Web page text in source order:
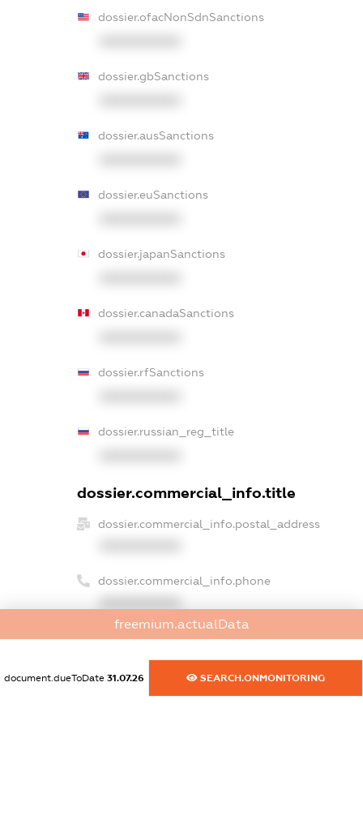
dossier.ofacNonSdnSanctions
dossier.gbSanctions
dossier.ausSanctions
dossier.euSanctions
dossier.japanSanctions
dossier.canadaSanctions
dossier.rfSanctions
dossier.russian_reg_title
dossier.commercial_info.title
dossier.commercial_info.postal_address
dossier.commercial_info.phone
dossier.commercial_info.fax
XXXXXXXXXX
dossier.commercial_info.email
freemium.actualData
document.dueToDate 31.07.26 SEARCH.ONMONITORING